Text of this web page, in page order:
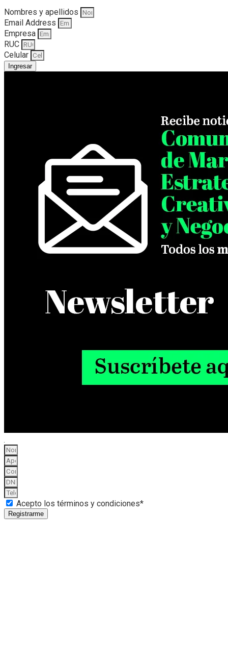
Nombres y apellidos
Email Address
Empresa
RUC
Celular
Ingresar
Acepto los términos y condiciones*
Registrarme